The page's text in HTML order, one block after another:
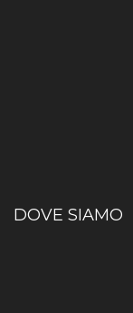
DOVE SIAMO